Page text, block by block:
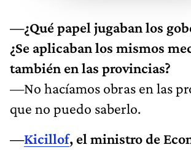
—¿Qué papel jugaban los
¿Se aplicaban los mismos
también en las provincias?
—No hacíamos obras en las
que no puedo saberlo.
—Kicillof, el ministro de